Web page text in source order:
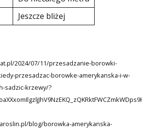
Jeszcze bliżej
2024/07/11/przesadzanie-borowki-
przesadzac-borowke-amerykanska-i-w-
sadzic-krzewy/?
blog/borowka-amerykanska-